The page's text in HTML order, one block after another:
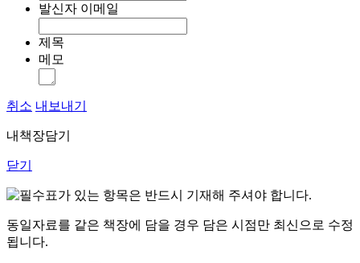
발신자 이메일
제목
메모
취소 내보내기
내책장담기
닫기
표가 있는 항목은 반드시 기재해 주셔야 합니다.
동일자료를 같은 책장에 담을 경우 담은 시점만 최신으로 수정
됩니다.